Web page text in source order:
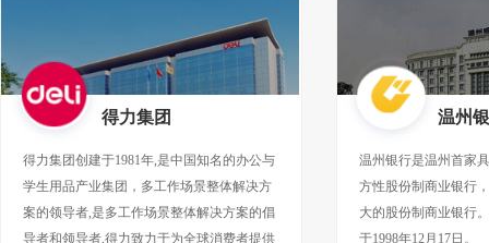
得力集团
得力集团创建于1981年,是中国知名的办公与
学生用品产业集团，多工作场景整体解决方
案的领导者,是多工作场景整体解决方案的倡
导者和领导者,得力致力于为全球消费者提供
温州
温州银行是温州首家
方性股份制商业银行
大的股份制商业银行
于1998年12月17日。